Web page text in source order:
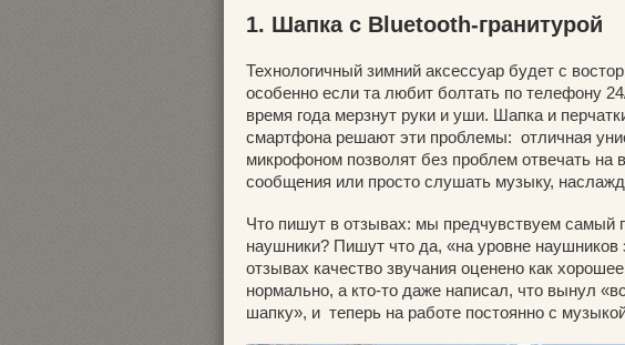
1. Шапка с Bluetooth-гранитурой
Технологичный зимний аксессуар будет с
особенно если та любит болтать по телефону
время года мерзнут руки и уши. Шапка и
смартфона решают эти проблемы: отличная
микрофоном позволят без проблем отвечать на
сообщения или просто слушать музыку,
Что пишут в отзывах: мы предчувствуем самый
наушники? Пишут что да, «на уровне наушников
отзывах качество звучания оценено как
нормально, а кто-то даже написал, что вынул
шапку», и теперь на работе постоянно с